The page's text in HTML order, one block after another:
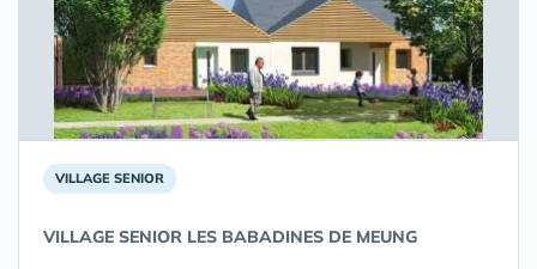
VILLAGE SENIOR
VILLAGE SENIOR LES BABADINES DE MEUNG